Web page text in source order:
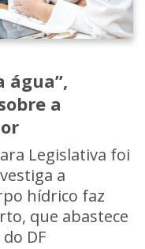
água”,
a
Legislativa foi
a
hídrico faz
que abastece
DF